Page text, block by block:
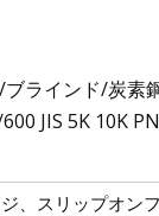
ラインド/炭素
JIS 5K 10K
、スリップオン